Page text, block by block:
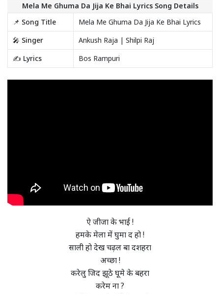
Mela Me Ghuma Da Jija Ke Bhai Lyrics Song Details
📌 Song Title
Mela Me Ghuma Da Jija Ke Bhai Lyrics
🎤 Singer
Ankush Raja | Shilpi Raj
✍️ Lyrics
Bos Rampuri
ऐ जीजा के भाई !
हमके मेला में घुमा द हो !
साली हो देख चढ़ल बा दशहरा
अच्छा !
करेलु जिद झूठे घूमे के बहरा
करेम ना ?